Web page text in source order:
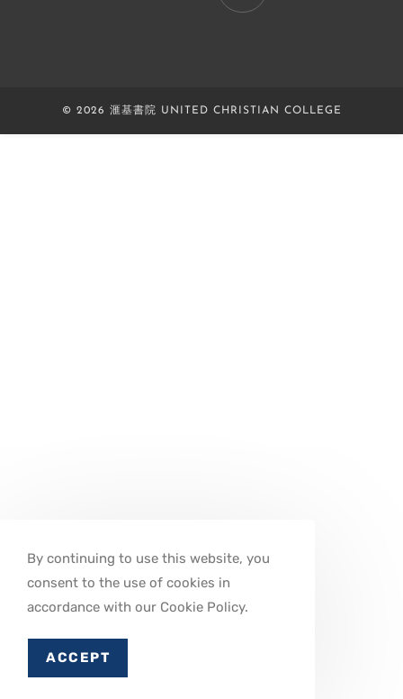
tab
© 2026 滙基書院 UNITED CHRISTIAN COLLEGE
By continuing to use this website, you
consent to the use of cookies in
accordance with our Cookie Policy.
ACCEPT